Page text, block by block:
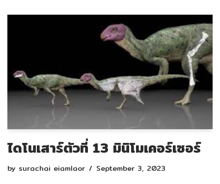
ไดโนเสาร์ตัวที่ 13 มินิโมเคอร์เซอร์
by surachai eiamlaor September 3, 2023